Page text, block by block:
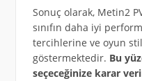
Sonuç olarak, Metin2
sınıfın daha iyi
tercihlerine ve oyun
göstermektedir. Bu
seçeceğinize karar